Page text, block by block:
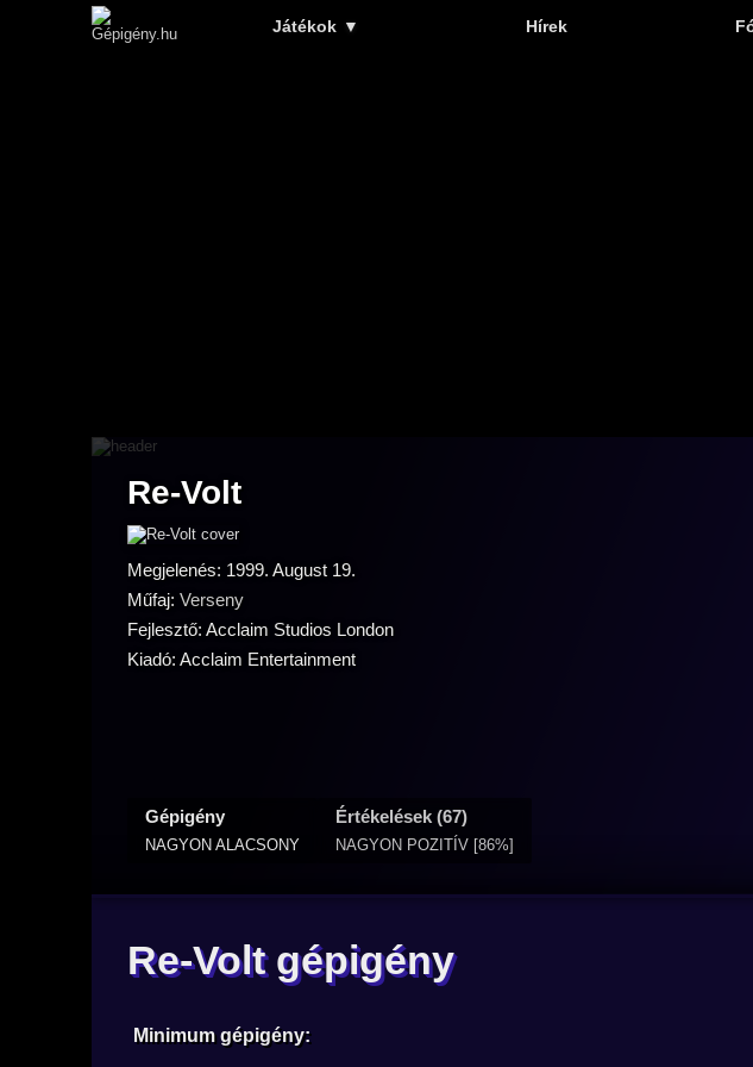
Játékok ▼ Hírek
Re-Volt
Megjelenés: 1999. August 19.
Műfaj: Verseny
Fejlesztő: Acclaim Studios London
Kiadó: Acclaim Entertainment
Gépigény
NAGYON ALACSONY
Értékelések (67)
NAGYON POZITÍV [86%]
Re-Volt gépigény
Minimum gépigény: